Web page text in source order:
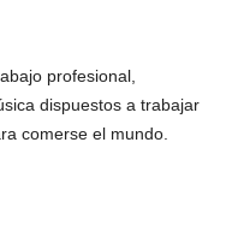
profesional,
dispuestos a trabajar
comerse el mundo.